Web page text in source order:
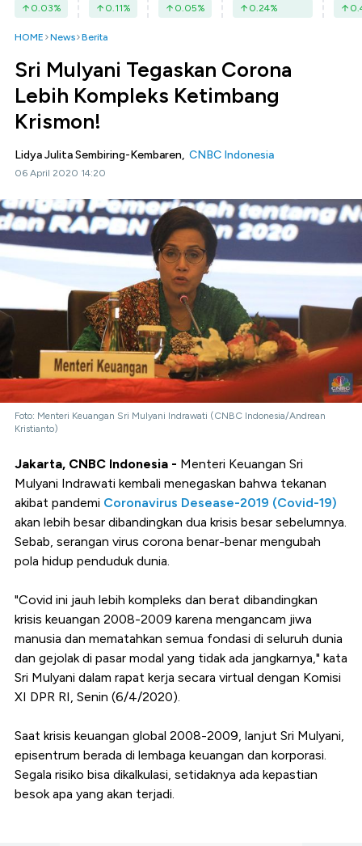
0.03% 0.11% 0.05% 0.24%
HOME News Berita
Sri Mulyani Tegaskan Corona
Lebih Kompleks Ketimbang
Krismon!
Lidya Julita Sembiring-Kembaren, CNBC Indonesia
06 April 2020 14:20
Foto: Menteri Keuangan Sri Mulyani Indrawati (CNBC Indonesia/Andrean
Kristianto)
Jakarta, CNBC Indonesia - Menteri Keuangan Sri
Mulyani Indrawati kembali menegaskan bahwa tekanan
akibat pandemi Coronavirus Desease-2019 (Covid-19)
akan lebih besar dibandingkan dua krisis besar sebelumnya.
Sebab, serangan virus corona benar-benar mengubah
pola hidup penduduk dunia.
"Covid ini jauh lebih kompleks dan berat dibandingkan
krisis keuangan 2008-2009 karena mengancam jiwa
manusia dan mematahkan semua fondasi di seluruh dunia
dan gejolak di pasar modal yang tidak ada jangkarnya," kata
Sri Mulyani dalam rapat kerja secara virtual dengan Komisi
XI DPR RI, Senin (6/4/2020).
Saat krisis keuangan global 2008-2009, lanjut Sri Mulyani,
episentrum berada di lembaga keuangan dan korporasi.
Segala risiko bisa dikalkulasi, setidaknya ada kepastian
besok apa yang akan terjadi.